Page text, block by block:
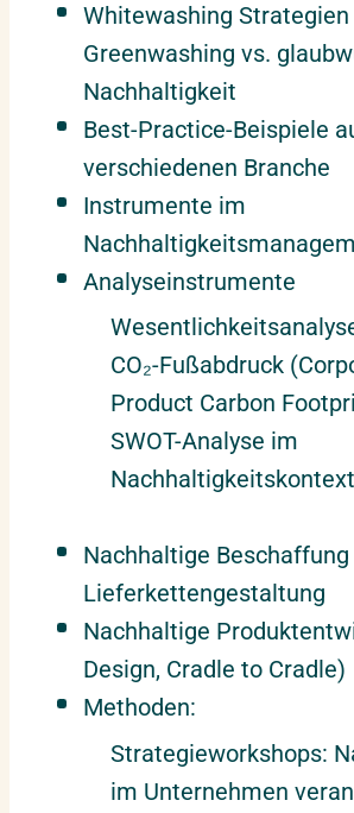
Whitewashing Strategien
Greenwashing vs.
Nachhaltigkeit
Best-Practice-Beispiele
verschiedenen Branche
Instrumente im
Analyseinstrumente
CO₂-Fußabdruck
Product Carbon
SWOT-Analyse im
Nachhaltigkeitskontext
Nachhaltige Beschaffung
Lieferkettengestaltung
Nachhaltige
Design, Cradle to Cradle)
Methoden:
Strategieworkshops:
im Unternehmen